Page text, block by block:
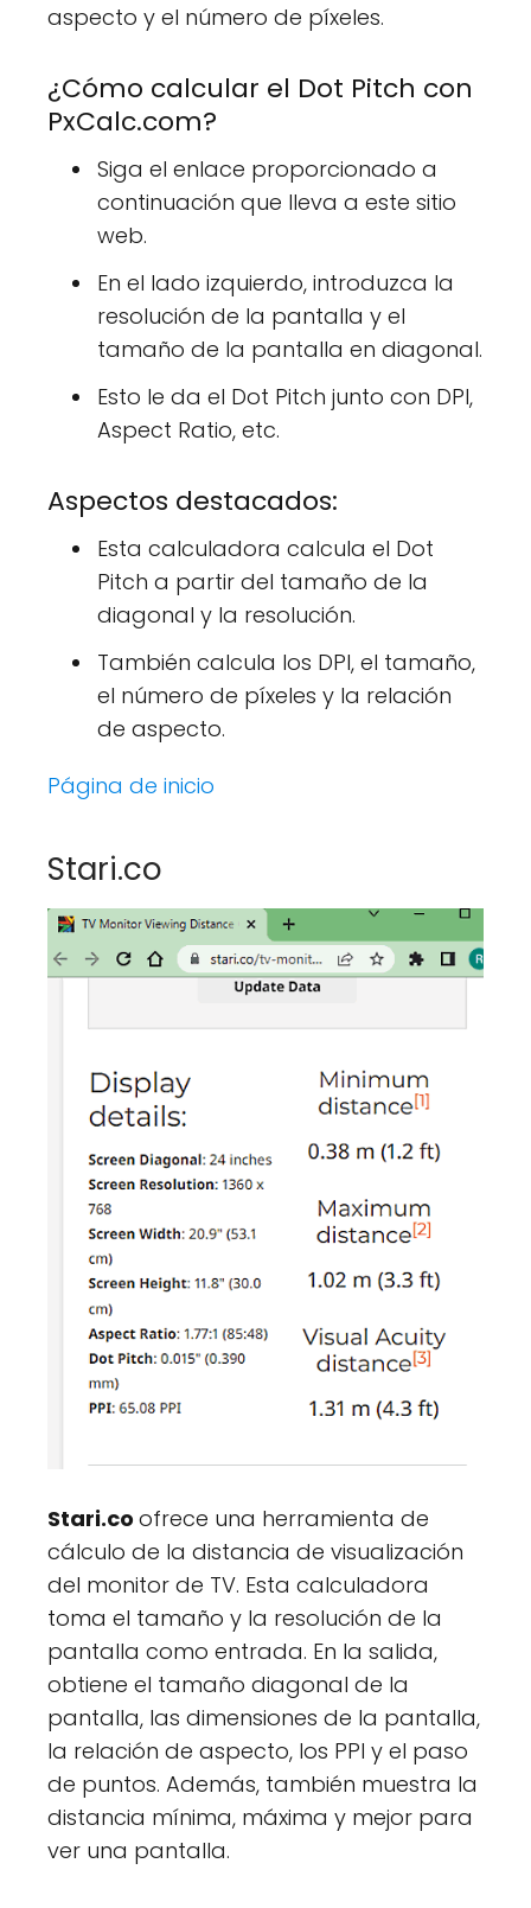
aspecto y el número de píxeles.
¿Cómo calcular el Dot Pitch con
PxCalc.com?
Siga el enlace proporcionado a
continuación que lleva a este sitio
web.
En el lado izquierdo, introduzca la
resolución de la pantalla y el
tamaño de la pantalla en diagonal.
Esto le da el Dot Pitch junto con DPI,
Aspect Ratio, etc.
Aspectos destacados:
Esta calculadora calcula el Dot
Pitch a partir del tamaño de la
diagonal y la resolución.
También calcula los DPI, el tamaño,
el número de píxeles y la relación
de aspecto.
Página de inicio
Stari.co
Stari.co ofrece una herramienta de
cálculo de la distancia de visualización
del monitor de TV. Esta calculadora
toma el tamaño y la resolución de la
pantalla como entrada. En la salida,
obtiene el tamaño diagonal de la
pantalla, las dimensiones de la pantalla,
la relación de aspecto, los PPI y el paso
de puntos. Además, también muestra la
distancia mínima, máxima y mejor para
ver una pantalla.